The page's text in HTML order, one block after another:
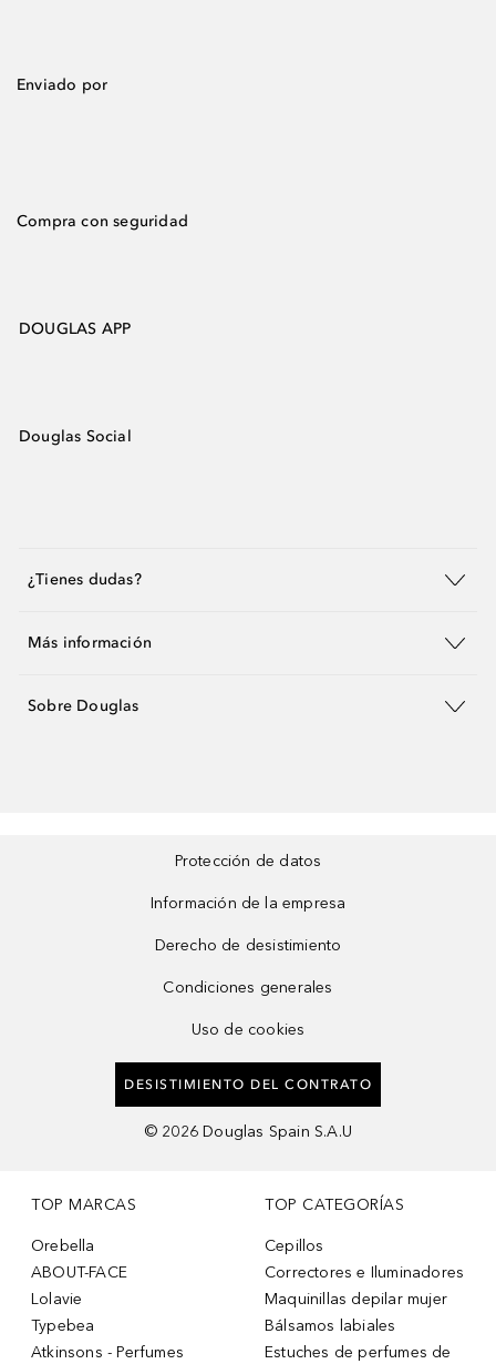
Enviado por
Compra con seguridad
DOUGLAS APP
Douglas Social
¿Tienes dudas?
Más información
Sobre Douglas
Protección de datos
Información de la empresa
Derecho de desistimiento
Condiciones generales
Uso de cookies
DESISTIMIENTO DEL CONTRATO
© 2026 Douglas Spain S.A.U
TOP MARCAS
Orebella
ABOUT-FACE
Lolavie
Typebea
Atkinsons - Perfumes
TOP CATEGORÍAS
Cepillos
Correctores e Iluminadores
Maquinillas depilar mujer
Bálsamos labiales
Estuches de perfumes de